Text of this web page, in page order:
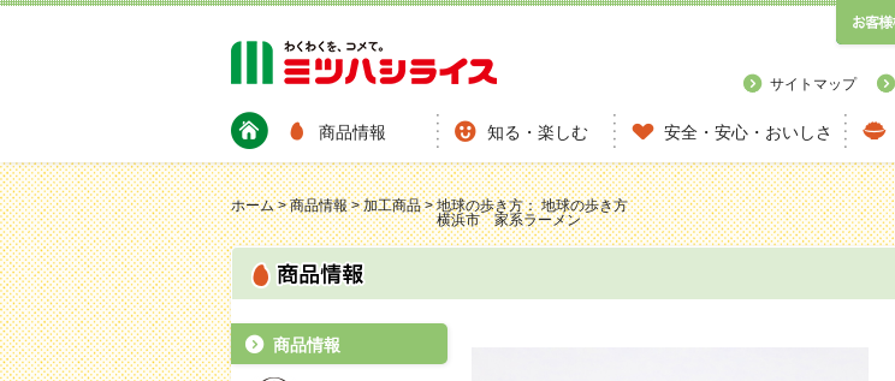
サイトマップ
商品情報 知る・楽しむ 安全・安心・おいしさ
ホーム>商品情報>加工商品>地球の歩き方： 地球の歩き方
横浜市 家系ラーメン
商品情報